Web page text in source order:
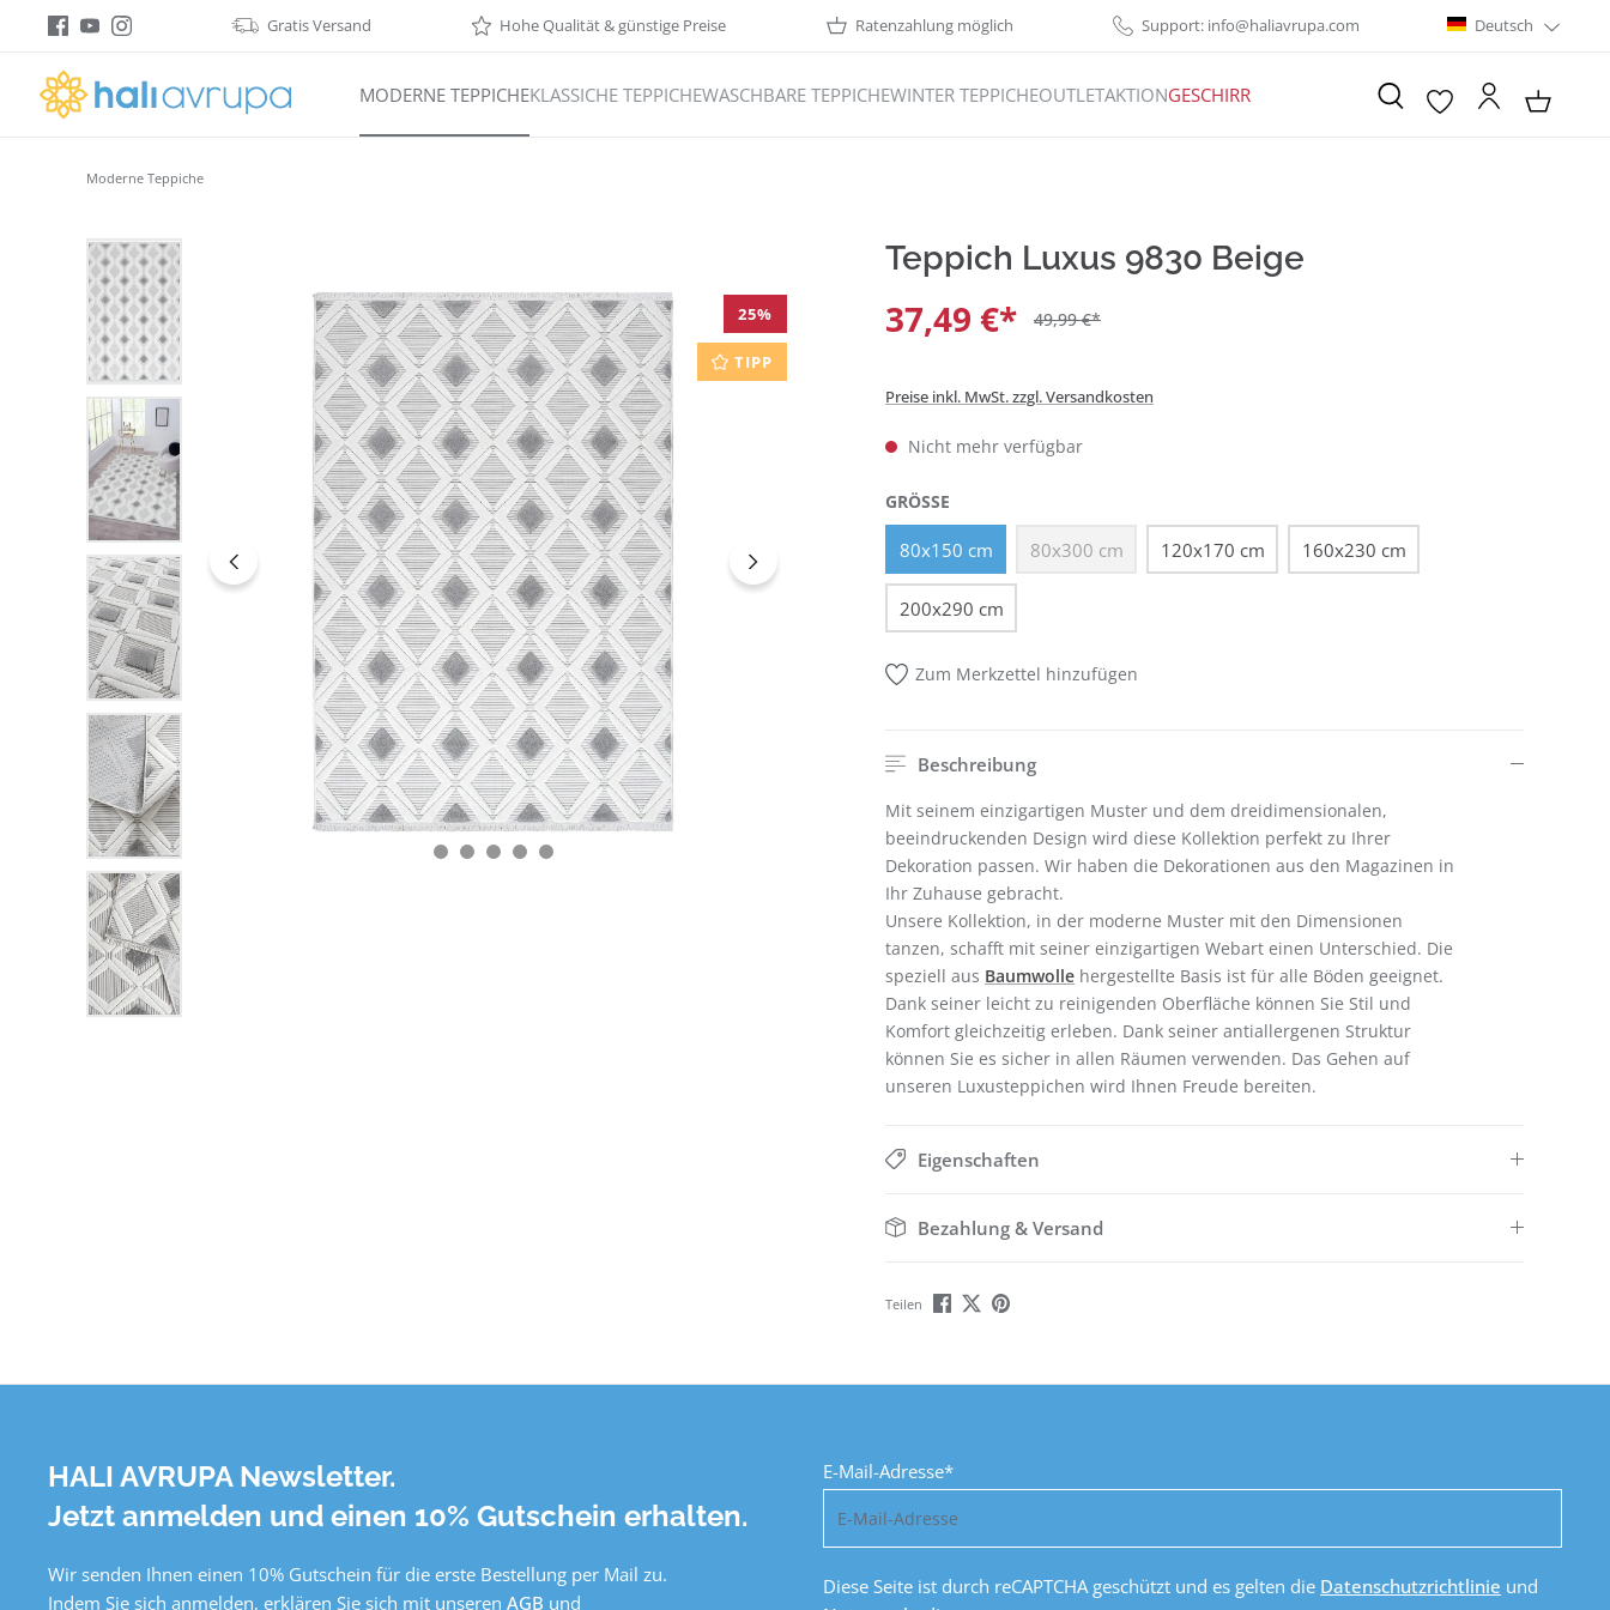
Zur Hauptnavigation springen
Gratis Versand Hohe Qualität & günstige Preise Ratenzahlung möglich Support: info@haliavrupa.com Deutsch
MODERNE TEPPICHEKLASSICHE TEPPICHEWASCHBARE TEPPICHEWINTER TEPPICHEOUTLETAKTIONGESCHIRR
Moderne Teppiche
Bildergalerie überspringen
25%
TIPP
Teppich Luxus 9830 Beige
37,49 €* 49,99 €*
Preise inkl. MwSt. zzgl. Versandkosten
Nicht mehr verfügbar
GRÖSSE
80x150 cm(Diese Option ist zurzeit nicht verfügbar.)
80x300 cm(Diese Option ist zurzeit nicht verfügbar.)
120x170 cm 160x230 cm
200x290 cm
Zum Merkzettel hinzufügen
Beschreibung
Mit seinem einzigartigen Muster und dem dreidimensionalen,
beeindruckenden Design wird diese Kollektion perfekt zu Ihrer
Dekoration passen. Wir haben die Dekorationen aus den Magazinen in
Ihr Zuhause gebracht.
Unsere Kollektion, in der moderne Muster mit den Dimensionen
tanzen, schafft mit seiner einzigartigen Webart einen Unterschied. Die
speziell aus Baumwolle hergestellte Basis ist für alle Böden geeignet.
Dank seiner leicht zu reinigenden Oberfläche können Sie Stil und
Komfort gleichzeitig erleben. Dank seiner antiallergenen Struktur
können Sie es sicher in allen Räumen verwenden. Das Gehen auf
unseren Luxusteppichen wird Ihnen Freude bereiten.
Eigenschaften
Bezahlung & Versand
Teilen
HALI AVRUPA Newsletter.
Jetzt anmelden und einen 10% Gutschein erhalten.
Wir senden Ihnen einen 10% Gutschein für die erste Bestellung per Mail zu.
Indem Sie sich anmelden, erklären Sie sich mit unseren AGB und
E-Mail-Adresse*
Diese Seite ist durch reCAPTCHA geschützt und es gelten die Datenschutzrichtlinie und